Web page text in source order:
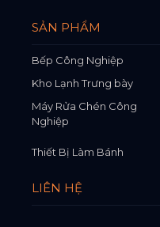
SẢN PHẨM
Bếp Công Nghiệp
Kho Lạnh Trưng bày
Máy Rửa Chén Công
Nghiệp
Thiết Bị Làm Bánh
LIÊN HỆ